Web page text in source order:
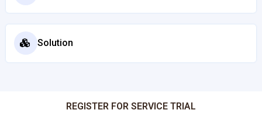
Solution
REGISTER FOR SERVICE TRIAL